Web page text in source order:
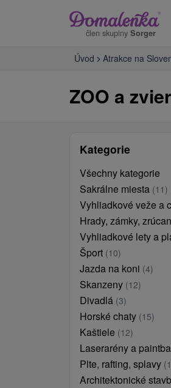
člen skupiny Sorger
Úvod Atrakce na
ZOO a
Kategorie
Všechny kategorie
Sakrálne miesta (11)
Vyhliadkové veže a
Hrady, zámky,
Vyhliadkové lety a
Šport (10)
Jazda na koni (4)
Skanzeny (12)
Divadlá (3)
Horské chaty (15)
Kaštiele (12)
Laserarény a
Plte, rafting, splavy
Architektonické